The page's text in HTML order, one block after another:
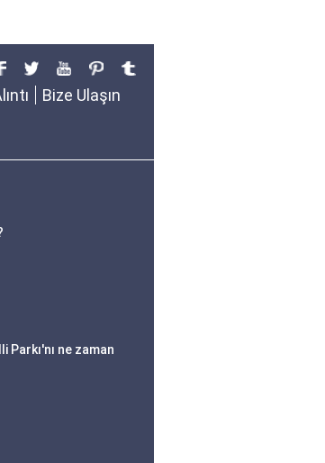
Bize Ulaşın
Parkı'nı ne zaman